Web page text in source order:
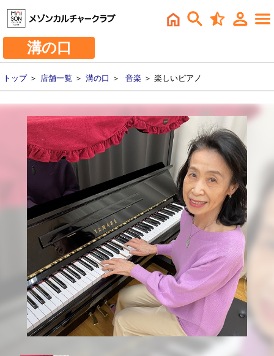
溝の口
トップ＞ 店舗一覧 ＞ 溝の口 ＞ 音楽 ＞ 楽しいピアノ